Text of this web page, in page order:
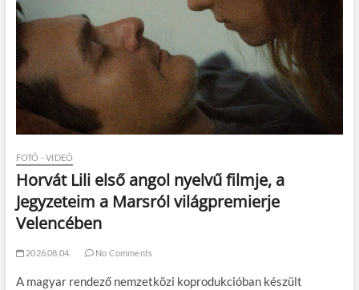
FOTÓ - VIDEÓ
Horvát Lili első angol nyelvű filmje, a
Jegyzeteim a Marsról világpremierje
Velencében
2026.08.04. No Comments
A magyar rendező nemzetközi koprodukcióban készült